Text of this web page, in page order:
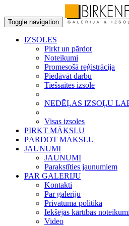
Toggle navigation
IZSOLES
Pirkt un pārdot
Noteikumi
Promesošā reģistrācija
Piedāvāt darbu
Tiešsaites izsole
NEDĒĻAS IZSOĻU
Visas izsoles
PIRKT MĀKSLU
PĀRDOT MĀKSLU
JAUNUMI
JAUNUMI
Parakstīties jaunumiem
PAR GALERIJU
Kontakti
Par galeriju
Privātuma politika
Iekšējās kārtības noteikumi
Video